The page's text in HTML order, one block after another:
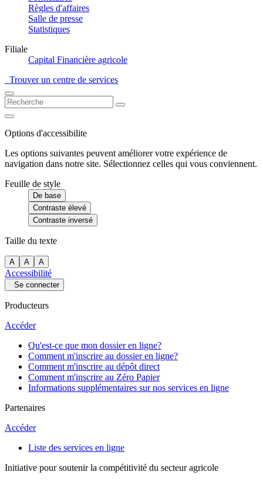
Règles d'affaires
Salle de presse
Statistiques
Filiale
Capital Financière agricole
Trouver un centre de services
Options d'accessibilite
Les options suivantes peuvent améliorer votre expérience de
navigation dans notre site. Sélectionnez celles qui vous conviennent.
Feuille de style
De base
Contraste élevé
Contraste inversé
Taille du texte
A A A
Accessibilité
Se connecter
Producteurs
Accéder
Qu'est-ce que mon dossier en ligne?
Comment m'inscrire au dossier en ligne?
Comment m'inscrire au dépôt direct
Comment m'inscrire au Zéro Papier
Informations supplémentaires sur nos services en ligne
Partenaires
Accéder
Liste des services en ligne
Initiative pour soutenir la compétitivité du secteur agricole